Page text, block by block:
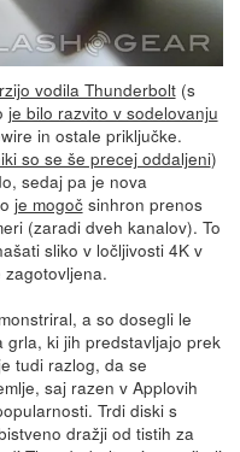
vodila Thunderbolt(s
je bilo razvito v sodelovanju
in ostale priključke.
so se še precej oddaljeni)
sedaj pa je nova
je mogočsinhron prenos
(zaradi dveh kanalov). To
sliko v ločljivosti 4K v
a so dosegli le
grla, ki jih predstavljajo prek
tudi razlog, da se
saj razen v Applovih
Trdi diski s
dražji od tistih za